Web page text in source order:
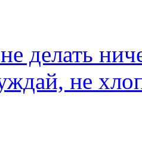
делать
не